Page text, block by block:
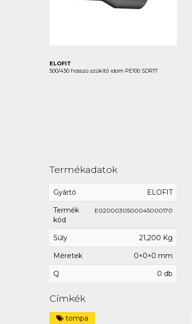
ELOFIT
500/450 hosszú szűkítő idom PE100 SDR17
Termékadatok
Gyártó ELOFIT
Termék
kód
E0200030500045000170
Súly 21,200 Kg
Méretek 0×0×0 mm
Q 0 db
Címkék
tompa